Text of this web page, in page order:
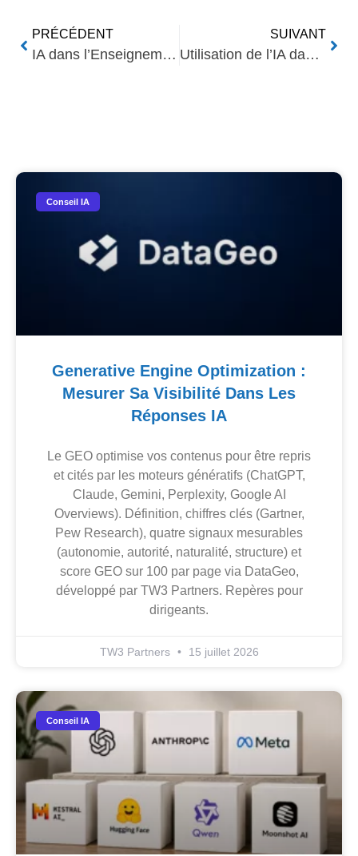
PRÉCÉDENT
IA dans l’Enseignement : Transformer la Pédagogie
SUIVANT
Utilisation de l’IA dans le Transport : Optimisation des Itinéraires
Conseil IA
Generative Engine Optimization :
Mesurer Sa Visibilité Dans Les
Réponses IA
Le GEO optimise vos contenus pour être repris
et cités par les moteurs génératifs (ChatGPT,
Claude, Gemini, Perplexity, Google AI
Overviews). Définition, chiffres clés (Gartner,
Pew Research), quatre signaux mesurables
(autonomie, autorité, naturalité, structure) et
score GEO sur 100 par page via DataGeo,
développé par TW3 Partners. Repères pour
dirigeants.
TW3 Partners 15 juillet 2026
Conseil IA